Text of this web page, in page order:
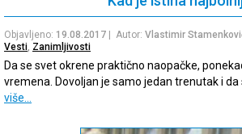
Objavljeno: 19.08.2017 | Autor: Vlastimir
Vesti, Zanimljivosti
Da se svet okrene praktično naopačke,
vremena. Dovoljan je samo jedan trenutak i da
više…